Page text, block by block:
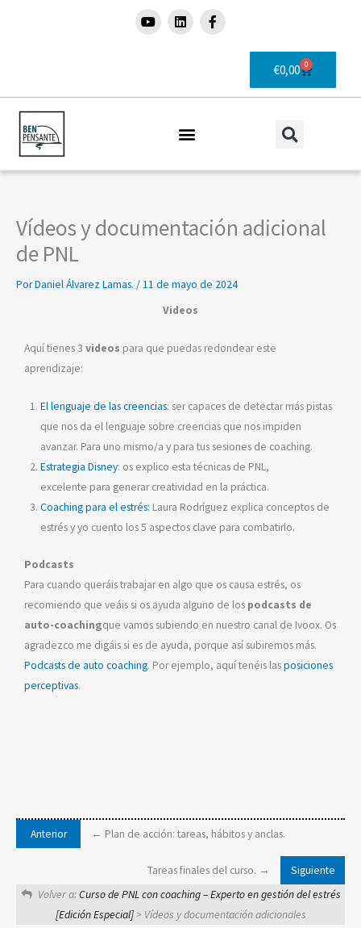
Y
o
L
i
F
a
€0,00 0
Carrito
Vídeos y documentación adicional
de PNL
PorDaniel Álvarez Lamas. /11 de mayo de 2024
Videos
Aquí tienes 3 videos para que puedas redondear este
aprendizaje:
El lenguaje de las creencias: ser capaces de detectar más pistas
que nos da el lenguaje sobre creencias que nos impiden
avanzar. Para uno mismo/a y para tus sesiones de coaching.
Estrategia Disney: os explico esta técnicas de PNL,
excelente para generar creatividad en la práctica.
Coaching para el estrés: Laura Rodríguez explica conceptos de
estrés y yo cuento los 5 aspectos clave para combatirlo.
Podcasts
Para cuando queráis trabajar en algo que os causa estrés, os
recomiendo que veáis si os ayuda alguno de los podcasts de
auto-coachingque vamos subiendo en nuestro canal de Ivoox. Os
agradezco me digáis si es de ayuda, porque así subiremos más.
Podcasts de auto coaching. Por ejemplo, aquí tenéis lasposiciones
perceptivas.
Plan de acción: tareas, hábitos y anclas.
Tareas finales del curso.
Volver a:Curso de PNL con coaching – Experto en gestión del estrés
[Edición Especial]> Vídeos y documentación adicionales